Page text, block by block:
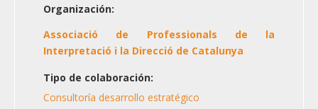
Organización:
Associació de Professionals de la
Interpretació i la Direcció de Catalunya
Tipo de colaboración:
Consultoría desarrollo estratégico